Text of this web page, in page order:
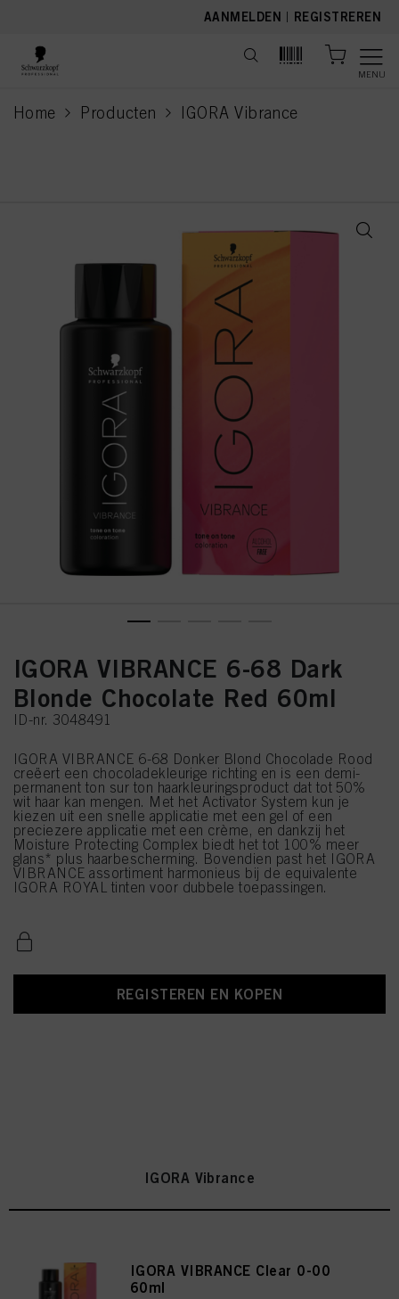
AANMELDEN | REGISTREREN
MENU
Home Producten IGORA Vibrance
current page
IGORA VIBRANCE 6-68 Dark
Blonde Chocolate Red 60ml
ID-nr. 3048491
IGORA VIBRANCE 6-68 Donker Blond Chocolade Rood
creëert een chocoladekleurige richting en is een demi-
permanent ton sur ton haarkleuringsproduct dat tot 50%
wit haar kan mengen. Met het Activator System kun je
kiezen uit een snelle applicatie met een gel of een
preciezere applicatie met een crème, en dankzij het
Moisture Protecting Complex biedt het tot 100% meer
glans* plus haarbescherming. Bovendien past het IGORA
VIBRANCE assortiment harmonieus bij de equivalente
IGORA ROYAL tinten voor dubbele toepassingen.
REGISTEREN EN KOPEN
IGORA Vibrance
IGORA VIBRANCE Clear 0-00
60ml